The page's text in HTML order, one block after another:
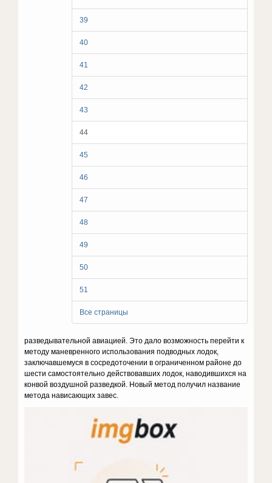
39
40
41
42
43
44
45
46
47
48
49
50
51
Все страницы
разведывательной авиацией. Это дало возможность перейти к
методу маневренного использования подводных лодок,
заключавшемуся в сосредоточении в ограниченном районе до
шести самостоятельно действовавших лодок, наводившихся на
конвой воздушной разведкой. Новый метод получил название
метода нависающих завес.